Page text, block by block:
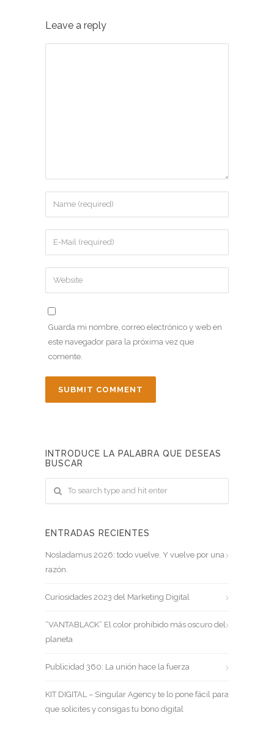
Leave a reply
Guarda mi nombre, correo electrónico y web en
este navegador para la próxima vez que
comente.
INTRODUCE LA PALABRA QUE DESEAS
BUSCAR
ENTRADAS RECIENTES
Nosladamus 2026: todo vuelve. Y vuelve por una
razón.
Curiosidades 2023 del Marketing Digital
“VANTABLACK” El color prohibido más oscuro del
planeta
Publicidad 360: La unión hace la fuerza
KIT DIGITAL – Singular Agency te lo pone fácil para
que solicites y consigas tu bono digital